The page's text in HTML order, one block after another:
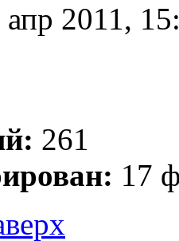
апр 2011,
261
17